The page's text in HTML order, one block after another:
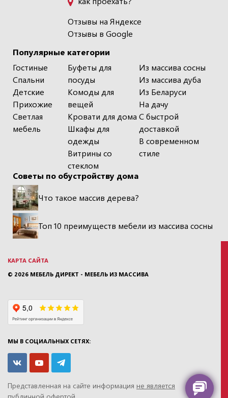
Популярные категории
Гостиные
Спальни
Детские
Прихожие
Светлая
мебель
Буфеты для
посуды
Комоды для
вещей
Кровати для дома
Шкафы для
одежды
Витрины со
стеклом
Из массива сосны
Из массива дуба
Из Беларуси
На дачу
С быстрой
доставкой
В современном
стиле
Отзывы на Яндексе
Отзывы в Google
Советы по обустройству дома
Что такое массив дерева?
Топ 10 преимуществ мебели из массива сосны
КАРТА САЙТА
© 2026 МЕБЕЛЬ ДИРЕКТ - МЕБЕЛЬ ИЗ МАССИВА
МЫ В СОЦИАЛЬНЫХ СЕТЯХ:
Представленная на сайте информация не является